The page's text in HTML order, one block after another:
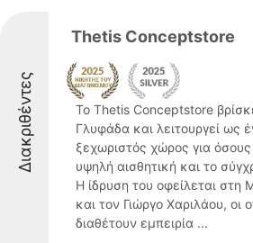
Διακριθέντες
Thetis Conceptstore
Το Thetis Conceptstore
Γλυφάδα και λειτουργεί ως
ξεχωριστός χώρος για
υψηλή αισθητική και το
Η ίδρυση του οφείλεται στη
και τον Γιώργο Χαριλάου, οι
διαθέτουν εμπειρία ...